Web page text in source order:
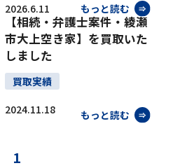
2026.6.11 もっと読む
【相続・弁護士案件・綾瀬
市大上空き家】を買取いた
しました
買取実績
2024.11.18 もっと読む
1